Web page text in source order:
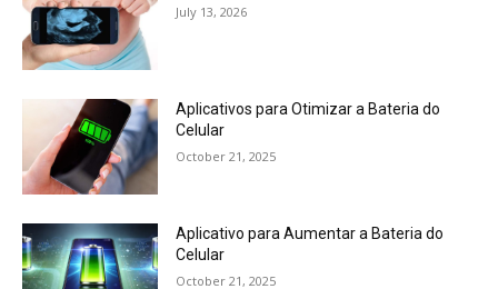
July 13, 2026
Aplicativos para Otimizar a Bateria do
Celular
October 21, 2025
Aplicativo para Aumentar a Bateria do
Celular
October 21, 2025